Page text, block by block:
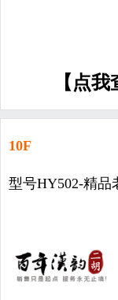
【点
10F
型号HY502-精品